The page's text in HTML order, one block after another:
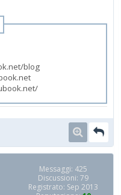
blog
Messaggi: 425
Discussioni: 79
Registrato: Sep 2013